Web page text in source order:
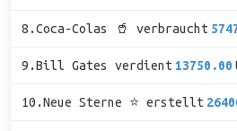
8.Coca-Colas 🥤 verbraucht
9.Bill Gates verdient 13750.00
10.Neue Sterne ⭐ erstellt